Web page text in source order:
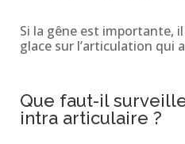
Si la gêne est importante,
glace sur l’articulation qui
Que faut-il
intra articulaire ?